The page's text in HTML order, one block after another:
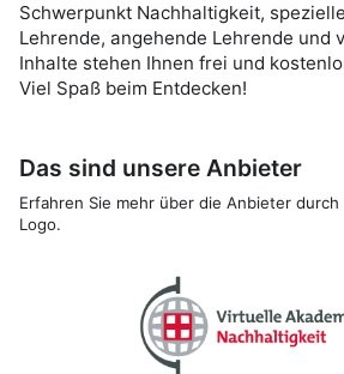
Schwerpunkt Nachhaltigkeit,
Lehrende, angehende Lehrende und
Inhalte stehen Ihnen frei und
Viel Spaß beim Entdecken!
Das sind unsere Anbieter
Erfahren Sie mehr über die Anbieter
Logo.